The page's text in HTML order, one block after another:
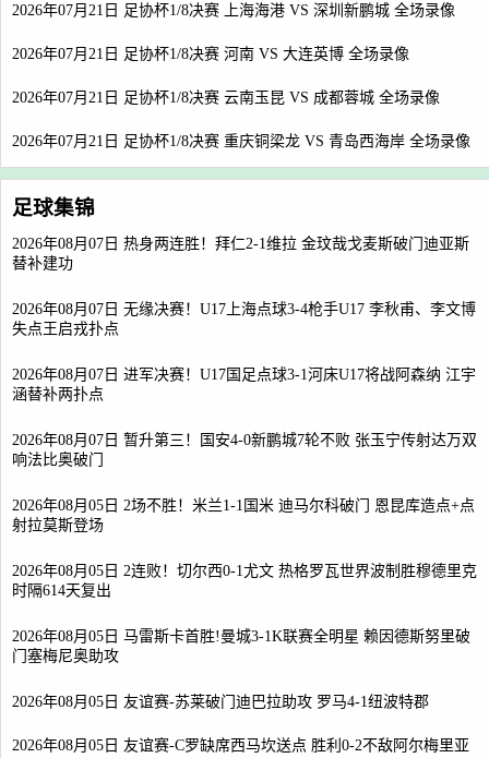
2026年07月21日 足协杯1/8决赛 上海海港 VS 深圳新鹏城 全场录像
2026年07月21日 足协杯1/8决赛 河南 VS 大连英博 全场录像
2026年07月21日 足协杯1/8决赛 云南玉昆 VS 成都蓉城 全场录像
2026年07月21日 足协杯1/8决赛 重庆铜梁龙 VS 青岛西海岸 全场录像
足球集锦
2026年08月07日 热身两连胜！拜仁2-1维拉 金玟哉戈麦斯破门迪亚斯
替补建功
2026年08月07日 无缘决赛！U17上海点球3-4枪手U17 李秋甫、李文博
失点王启戎扑点
2026年08月07日 进军决赛！U17国足点球3-1河床U17将战阿森纳 江宇
涵替补两扑点
2026年08月07日 暂升第三！国安4-0新鹏城7轮不败 张玉宁传射达万双
响法比奥破门
2026年08月05日 2场不胜！米兰1-1国米 迪马尔科破门 恩昆库造点+点
射拉莫斯登场
2026年08月05日 2连败！切尔西0-1尤文 热格罗瓦世界波制胜穆德里克
时隔614天复出
2026年08月05日 马雷斯卡首胜!曼城3-1K联赛全明星 赖因德斯努里破
门塞梅尼奥助攻
2026年08月05日 友谊赛-苏莱破门迪巴拉助攻 罗马4-1纽波特郡
2026年08月05日 友谊赛-C罗缺席西马坎送点 胜利0-2不敌阿尔梅里亚